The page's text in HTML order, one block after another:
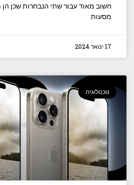
חשוב מאוד עבור שתי הנבחרות שכן
מסעות
17 ינואר 2024
טכנולוגיה